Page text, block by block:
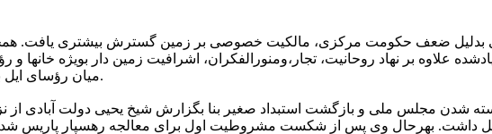
بدلیل ضعف حکومت مرکزی، مالکیت خصوصی بر زمین گسترش بیشتری یافت.
علاوه بر نهاد روحانیت، تجار،ومنورالفکران، اشرافیت زمین دار بویژه خانها
میان رؤسای ایل بزرگ بختیاری به ثروتمندترین و قدرتمند ترین سران ایلات ایران تبدیل شدند.
شدن مجلس ملی و بازگشت استبداد صغیر بنا بگزارش شیخ یحیی دولت آبادی از
داشت. بهرحال وی پس از شکست مشروطیت اول برای معالجه رهسپار پاریس شد و